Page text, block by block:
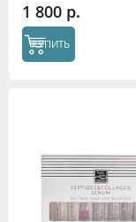
1 800 р.
КУПИТЬ